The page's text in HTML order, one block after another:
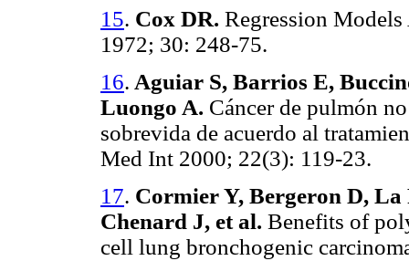
15. Cox DR. Regression
1972; 30: 248-75.
16. Aguiar S, Barrios E,
Luongo A. Cáncer de pulmón
sobrevida de acuerdo al
Med Int 2000; 22(3): 119-23.
17. Cormier Y, Bergeron D,
Chenard J, et al. Benefits of
cell lung bronchogenic